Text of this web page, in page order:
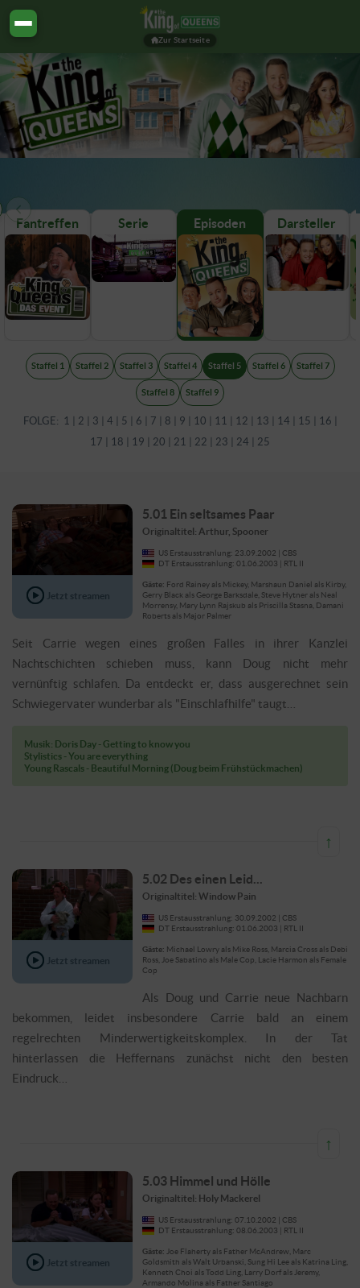
Zur Startseite
Fantreffen Serie Episoden Darsteller
Staffel 1 Staffel 2 Staffel 3 Staffel 4 Staffel 5 Staffel 6 Staffel 7
Staffel 8 Staffel 9
FOLGE: 1 2 3 4 5 6 7 8 9 10 11 12 13 14 15 16
17
18 19 20 21 22 23 24 25
Jetzt streamen
5.01 Ein seltsames Paar
Originaltitel: Arthur, Spooner
US Erstausstrahlung: 23.09.2002 | CBS
DT Erstausstrahlung: 01.06.2003 | RTL II
Gäste: Ford Rainey als Mickey, Marshaun Daniel als Kirby,
Gerry Black als George Barksdale, Steve Hytner als Neal
Morrensy, Mary Lynn Rajskub als Priscilla Stasna, Damani
Roberts als Major Palmer
Seit Carrie wegen eines großen Falles in ihrer Kanzlei
Nachtschichten schieben muss, kann Doug nicht mehr
vernünftig schlafen. Da entdeckt er, dass ausgerechnet sein
Schwiegervater wunderbar als "Einschlafhilfe" taugt…
Musik: Doris Day - Getting to know you
Stylistics - You are everything
Young Rascals - Beautiful Morning (Doug beim Frühstückmachen)
↑
Jetzt streamen
5.02 Des einen Leid...
Originaltitel: Window Pain
US Erstausstrahlung: 30.09.2002 | CBS
DT Erstausstrahlung: 01.06.2003 | RTL II
Gäste: Michael Lowry als Mike Ross, Marcia Cross als Debi
Ross, Joe Sabatino als Male Cop, Lacie Harmon als Female
Cop
Als Doug und Carrie neue Nachbarn
bekommen, leidet insbesondere Carrie bald an einem
regelrechten Minderwertigkeitskomplex. In der Tat
hinterlassen die Heffernans zunächst nicht den besten
Eindruck…
↑
Jetzt streamen
5.03 Himmel und Hölle
Originaltitel: Holy Mackerel
US Erstausstrahlung: 07.10.2002 | CBS
DT Erstausstrahlung: 08.06.2003 | RTL II
Gäste: Joe Flaherty als Father McAndrew, Marc
Goldsmith als Walt Urbanski, Sung Hi Lee als Katrina Ling,
Kenneth Choi als Todd Ling, Larry Dorf als Jeremy,
Armando Molina als Father Santiago